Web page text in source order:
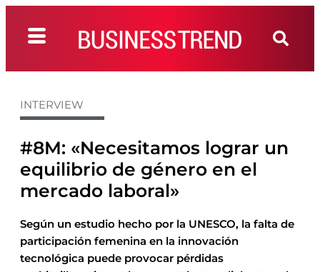
INTERVIEW
#8M: «Necesitamos lograr un
equilibrio de género en el
mercado laboral»
Según un estudio hecho por la UNESCO, la falta de
participación femenina en la innovación
tecnológica puede provocar pérdidas